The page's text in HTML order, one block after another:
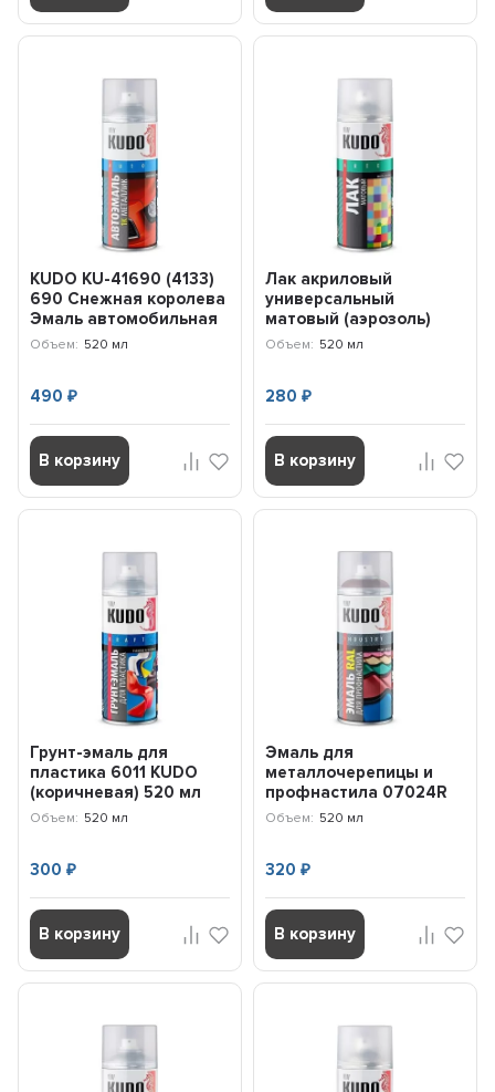
KUDO KU-41690 (4133)
690 Снежная королева
Эмаль автомобильная
(аэрозоль), мет...
Объем: 520 мл
490₽
В корзину
Лак акриловый
универсальный
матовый (аэрозоль)
9004 KUDO KU9004
Объем: 520 мл
280 ₽
В корзину
Грунт-эмаль для
пластика 6011 KUDO
(коричневая) 520 мл
KU6011
Объем: 520 мл
300₽
В корзину
Эмаль для
металлочерепицы и
профнастила 07024R
RAL 7024 (серый
Объем: 520 мл
320 ₽
В корзину